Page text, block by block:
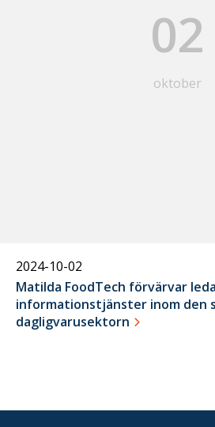
02
oktober
2024-10-02
Matilda FoodTech förvärvar
informationstjänster inom den
dagligvarusektorn